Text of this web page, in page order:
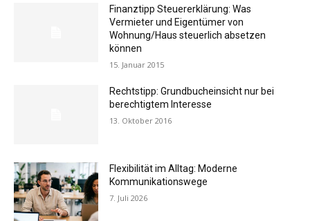
Finanztipp Steuererklärung: Was
Vermieter und Eigentümer von
Wohnung/Haus steuerlich absetzen
können
15. Januar 2015
Rechtstipp: Grundbucheinsicht nur bei
berechtigtem Interesse
13. Oktober 2016
Flexibilität im Alltag: Moderne
Kommunikationswege
7. Juli 2026